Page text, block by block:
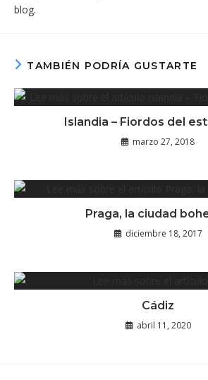
blog.
TAMBIÉN PODRÍA GUSTARTE
Islandia – Fiordos del
marzo 27, 2018
Praga, la ciudad
diciembre 18, 2017
Cádiz
abril 11, 2020